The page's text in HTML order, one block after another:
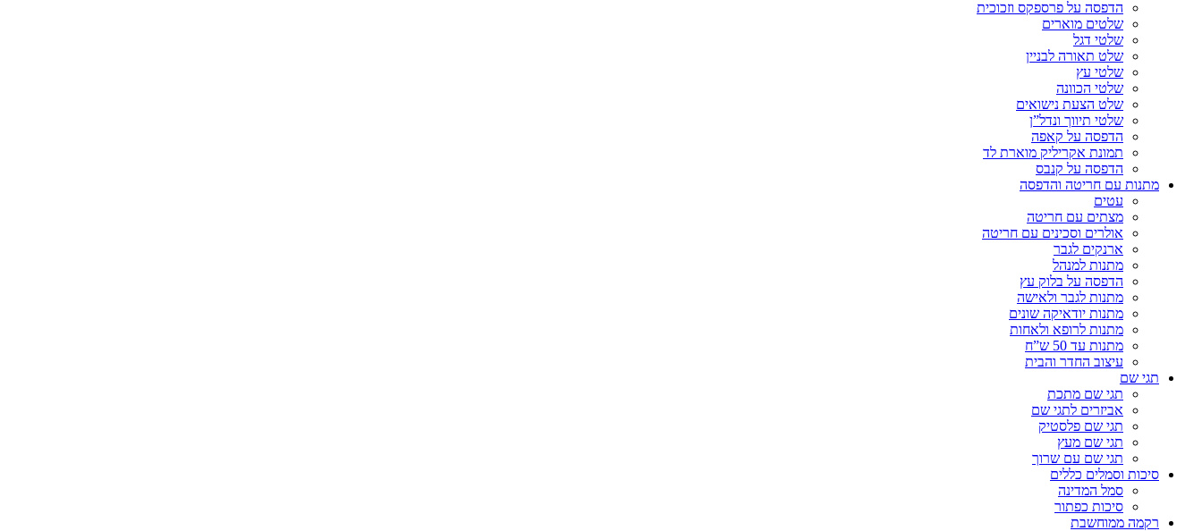
הדפסה על פרספקס וזכוכית
שלטים מוארים
שלטי דגל
שלט תאורה לבניין
שלטי עץ
שלטי הכוונה
שלט הצעת נישואים
שלטי תיווך ונדל”ן
הדפסה על קאפה
תמונת אקריליק מוארת לד
הדפסה על קנבס
מתנות עם חריטה והדפסה
עטים
מצתים עם חריטה
אולרים וסכינים עם חריטה
ארנקים לגבר
מתנות למנהל
הדפסה על בלוק עץ
מתנות לגבר ולאישה
מתנות יודאיקה שונים
מתנות לרופא ולאחות
מתנות עד 50 ש”ח
עיצוב החדר והבית
תגי שם
תגי שם מתכת
אביזרים לתגי שם
תגי שם פלסטיק
תגי שם מעץ
תגי שם עם שרוך
סיכות וסמלים כללים
סמל המדינה
סיכות כפתור
רקמה ממוחשבת